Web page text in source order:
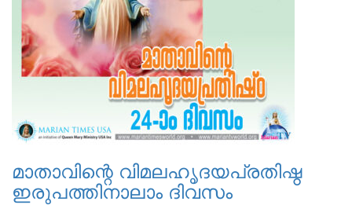
മാതാവിന്റെ വിമലഹൃദയപ്രതിഷ്ഠ
ഇരുപത്തിനാലാം ദിവസം